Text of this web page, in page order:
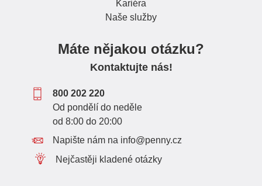
Kariéra
Naše služby
Máte nějakou otázku?
Kontaktujte nás!
800 202 220
Od pondělí do neděle
od 8:00 do 20:00
Napište nám na info@penny.cz
Nejčastěji kladené otázky